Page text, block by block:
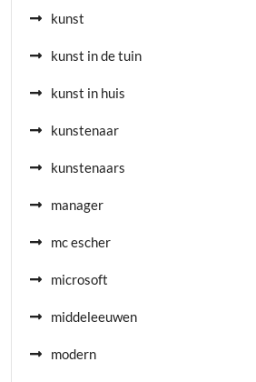
kunst
kunst in de tuin
kunst in huis
kunstenaar
kunstenaars
manager
mc escher
microsoft
middeleeuwen
modern